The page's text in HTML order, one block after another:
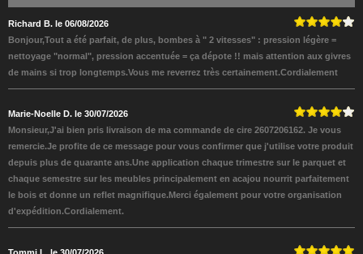
Richard B. le 06/08/2026
Bonjour,Tout a été parfait, de plus, bombes à " 2 vitesses" : pression légère =
nettoyage "normal", pression accentuée = ça dépote !! mais attention aux givres
de mains si trop longtemps.Vous me reverrez très certainement.Cordialement
Marie-Noelle D. le 30/07/2026
Monsieur,J'ai bien pris livraison de ma commande de cire 2607206162. Je vous
remercie.Je profite de ce message pour vous confirmer que j'utilise votre produit
depuis plus de quarante ans.Une application chaque trimestre sur le parquet et
chaque semestre sur les meubles principalement en acajou nourrit parfaitement
le bois et donne un reflet magnifique.Merci également pour votre organisation
d'expédition.Cordialement.